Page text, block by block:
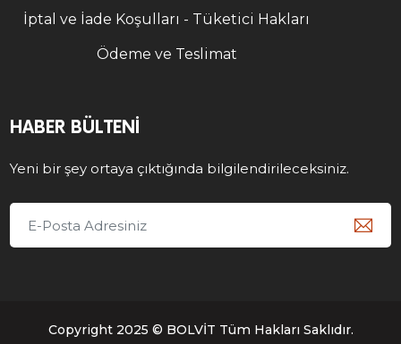
İptal ve İade Koşulları - Tüketici Hakları
Ödeme ve Teslimat
HABER BÜLTENI
Yeni bir şey ortaya çıktığında bilgilendirileceksiniz.
Copyright 2025 © BOLVİT Tüm Hakları Saklıdır.